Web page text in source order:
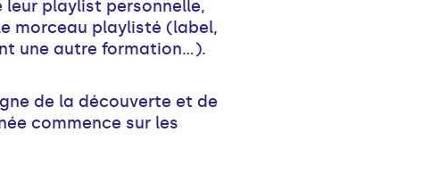
leur playlist personnelle,
morceau playlisté (label,
une autre formation…).
de la découverte et de
commence sur les